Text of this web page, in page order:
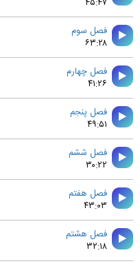
صدای نمونه کتاب
۲:۱۶
صدای کل کتاب
۷۹۱:۱۵
فصل اول
۵۶:۴۳
فصل دوم
۴۵:۴۷
فصل سوم
۶۳:۲۸
فصل چهارم
۴۱:۲۶